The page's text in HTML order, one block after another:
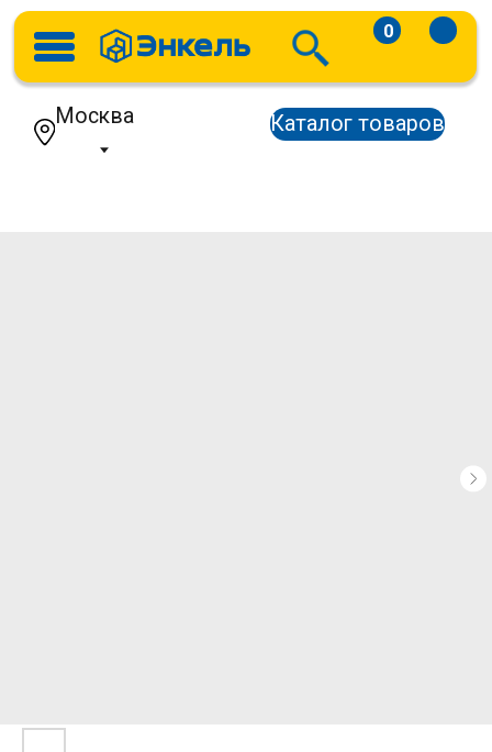
Каталог товаров
Москва